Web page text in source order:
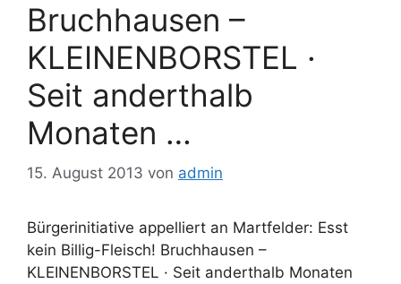
Bruchhausen –
KLEINENBORSTEL ·
Seit anderthalb
Monaten …
15. August 2013 von admin
Bürgerinitiative appelliert an Martfelder: Esst
kein Billig-Fleisch! Bruchhausen –
KLEINENBORSTEL · Seit anderthalb Monaten